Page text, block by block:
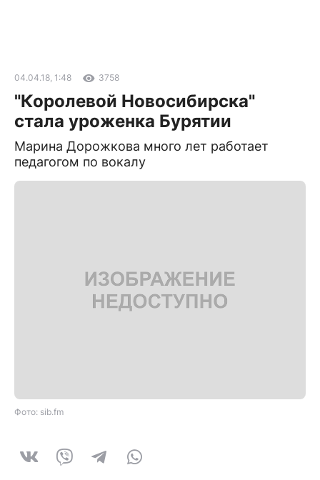
04.04.18, 1:48 3758
"Королевой Новосибирска"
стала уроженка Бурятии
Марина Дорожкова много лет работает
педагогом по вокалу
Фото: sib.fm